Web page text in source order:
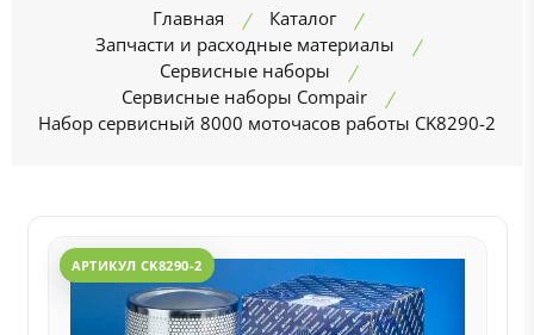
Главная
Каталог
Запчасти и расходные материалы
Сервисные наборы
Сервисные наборы Compair
Набор сервисный 8000 моточасов работы CK8290-2
АРТИКУЛ CK8290-2